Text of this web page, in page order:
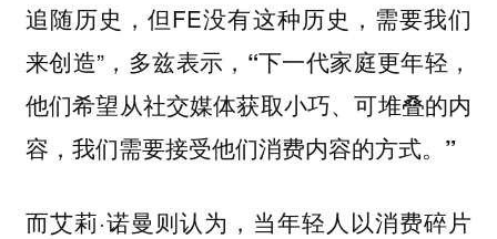
追随历史，但FE没有这种历史，需要我们
来创造”，多兹表示， “下一代家庭更年轻，
他们希望从社交媒体获取小巧、可堆叠的内
容，我们需要接受他们消费内容的方式。”
而艾莉·诺曼则认为，当年轻人以消费碎片